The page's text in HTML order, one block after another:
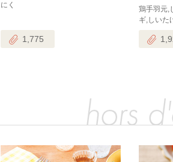
にく
1,775
鶏手羽元,
ギ,しいた